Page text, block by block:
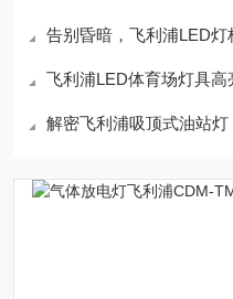
告别昏暗，飞利浦LED灯
飞利浦LED体育场灯具
解密飞利浦吸顶式油站